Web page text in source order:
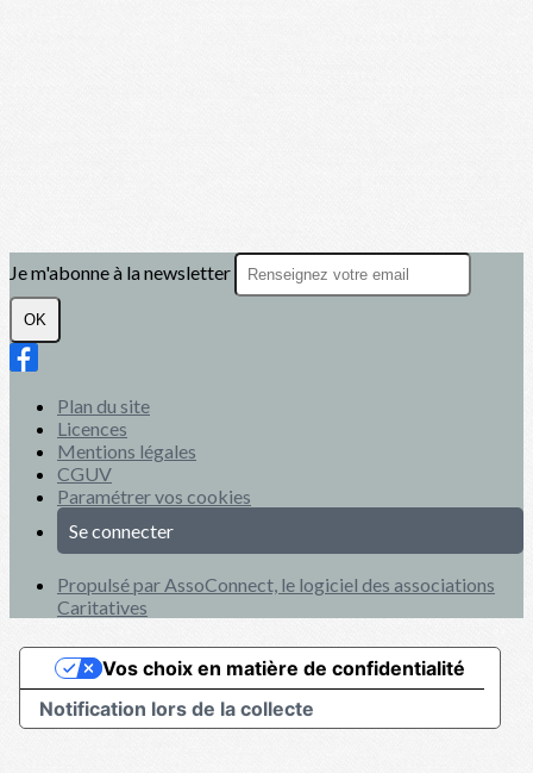
Je m'abonne à la newsletter
OK
Plan du site
Licences
Mentions légales
CGUV
Paramétrer vos cookies
Se connecter
Propulsé par AssoConnect, le logiciel des associations
Caritatives
Notification lors de la collecte
Vos choix en matière de confidentialité